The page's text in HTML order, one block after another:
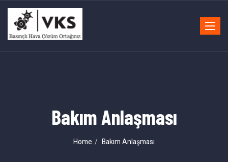
Toggle
Bakım Anlaşması
Home Bakım Anlaşması